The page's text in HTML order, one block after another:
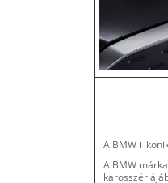
A BMW i
A BMW